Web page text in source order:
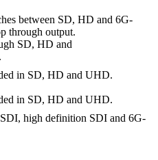
between SD, HD and 6G-
through output.
SD, HD and
in SD, HD and UHD.
in SD, HD and UHD.
high definition SDI and 6G-